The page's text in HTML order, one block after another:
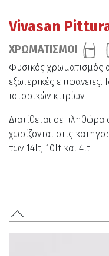
Vivasan
ΧΡΩΜΑΤΙΣΜΟΙ
Φυσικός χρωματισμός
εξωτερικές
ιστορικών κτιρίων.
Διατίθεται σε
χωρίζονται στις
των 14lt, 10lt και 4lt.